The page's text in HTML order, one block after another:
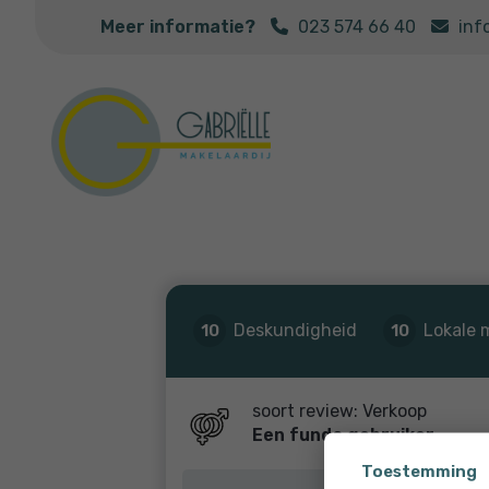
Meer informatie? 023 574 66 40
10 Deskundigheid 10 Lokale
soort review: Verkoop
Een funda gebruiker
Toestemming